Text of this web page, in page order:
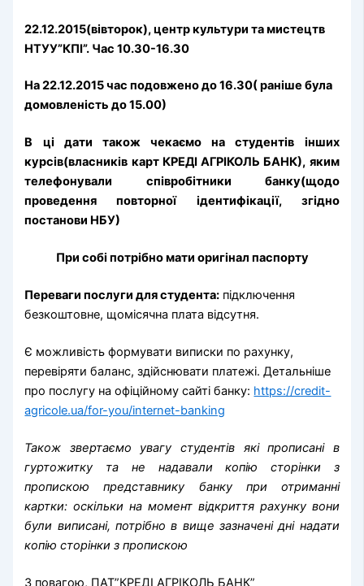
22.12.2015(вівторок), центр культури та мистецтв
НТУУ”КПІ”. Час 10.30-16.30
На 22.12.2015 час подовжено до 16.30( раніше була
домовленість до 15.00)
В ці дати також чекаємо на студентів інших
курсів(власників карт КРЕДІ АГРІКОЛЬ БАНК), яким
телефонували співробітники банку(щодо
проведення повторної ідентифікації, згідно
постанови НБУ)
При собі потрібно мати оригінал паспорту
Переваги послуги для студента: підключення
безкоштовне, щомісячна плата відсутня.
Є можливість формувати виписки по рахунку,
перевіряти баланс, здійснювати платежі. Детальніше
про послугу на офіційному сайті банку: https://credit-
agricole.ua/for-you/internet-banking
Також звертаємо увагу студентів які прописані в
гуртожитку та не надавали копію сторінки з
пропискою представнику банку при отриманні
картки: оскільки на момент відкриття рахунку вони
були виписані, потрібно в вище зазначені дні надати
копію сторінки з пропискою
З повагою, ПАТ”КРЕДІ АГРІКОЛЬ БАНК”